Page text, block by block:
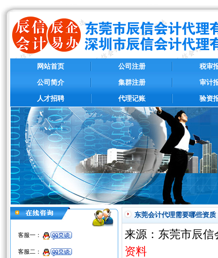
网站首页
公司简介
人才招聘
公司注册
集群注册
代理记账
税审
审计
验资
客服一：
客服二：
东莞会计代理需要哪些资质
来源：东莞市辰
资料